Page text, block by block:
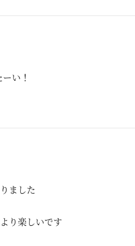
い！
ました
り楽しいです